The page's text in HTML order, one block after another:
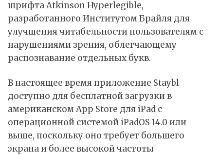
шрифтаAtkinson Hyperlegible,
разработанного Институтом Брайля для
улучшения читабельности пользователям с
нарушениями зрения, облегчающему
распознавание отдельных букв.
В настоящее время приложение Staybl
доступно для бесплатной загрузки в
американском App Store для iPad с
операционной системой iPadOS 14.0 или
выше, поскольку оно требует большего
экрана и более высокой частоты